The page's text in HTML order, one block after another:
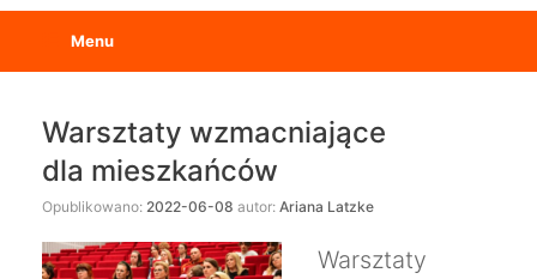
Menu
Warsztaty wzmacniające
dla mieszkańców
Opublikowano: 2022-06-08 autor: Ariana Latzke
Warsztaty